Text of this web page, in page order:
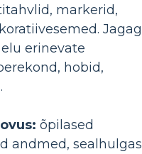
markerid,
erinevate
hobid,
õpilased
andmed, sealhulgas